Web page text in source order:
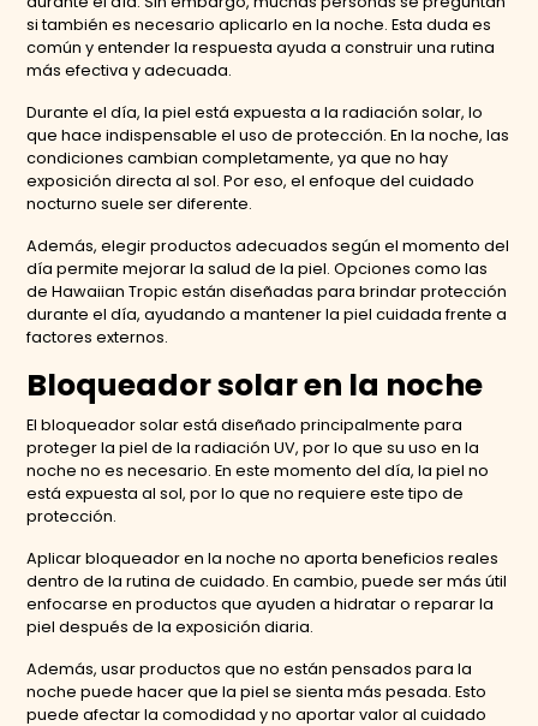
si también es necesario aplicarlo en la noche. Esta duda es
común y entender la respuesta ayuda a construir una rutina
más efectiva y adecuada.
Durante el día, la piel está expuesta a la radiación solar, lo
que hace indispensable el uso de protección. En la noche, las
condiciones cambian completamente, ya que no hay
exposición directa al sol. Por eso, el enfoque del cuidado
nocturno suele ser diferente.
Además, elegir productos adecuados según el momento del
día permite mejorar la salud de la piel. Opciones como las
de Hawaiian Tropic están diseñadas para brindar protección
durante el día, ayudando a mantener la piel cuidada frente a
factores externos.
Bloqueador solar en la noche
El bloqueador solar está diseñado principalmente para
proteger la piel de la radiación UV, por lo que su uso en la
noche no es necesario. En este momento del día, la piel no
está expuesta al sol, por lo que no requiere este tipo de
protección.
Aplicar bloqueador en la noche no aporta beneficios reales
dentro de la rutina de cuidado. En cambio, puede ser más útil
enfocarse en productos que ayuden a hidratar o reparar la
piel después de la exposición diaria.
Además, usar productos que no están pensados para la
noche puede hacer que la piel se sienta más pesada. Esto
puede afectar la comodidad y no aportar valor al cuidado